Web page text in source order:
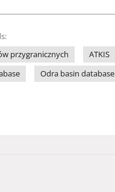
przygranicznych
ATKIS
Odra basin database